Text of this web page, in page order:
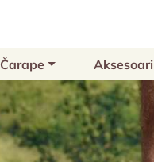
Čarape Aksesoari